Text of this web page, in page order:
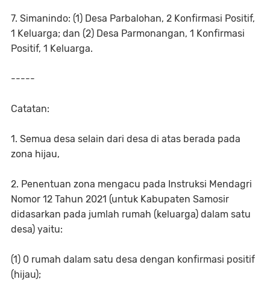
7. Simanindo: (1) Desa Parbalohan, 2 Konfirmasi Positif,
1 Keluarga; dan (2) Desa Parmonangan, 1 Konfirmasi
Positif, 1 Keluarga.
-----
Catatan:
1. Semua desa selain dari desa di atas berada pada
zona hijau,
2. Penentuan zona mengacu pada Instruksi Mendagri
Nomor 12 Tahun 2021 (untuk Kabupaten Samosir
didasarkan pada jumlah rumah (keluarga) dalam satu
desa) yaitu:
(1) 0 rumah dalam satu desa dengan konfirmasi positif
(hijau);